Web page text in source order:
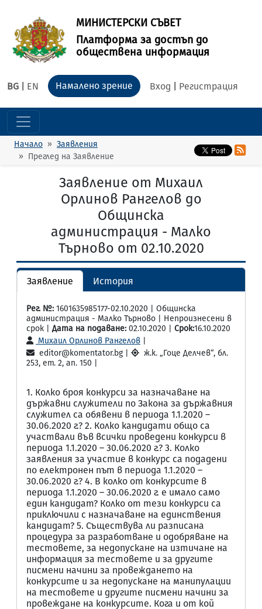
МИНИСТЕРСКИ СЪВЕТ
Платформа за достъп до
обществена информация
BG EN Вход Регистрация
Намалено зрение
Начало
Заявления
Преглед на Заявление
Заявление от Михаил
Орлинов Рангелов до
Общинска
администрация - Малко
Търново от 02.10.2020
Заявление История
Рег. №: 1601635985177-02.10.2020 | Общинска
администрация - Малко Търново | Непроизнесени в
срок | Дата на подаване: 02.10.2020 | Срок:16.10.2020
Михаил Орлинов Рангелов
editor@komentator.bg |
ж.к. „Гоце Делчев“, бл.
253, ет. 2, ап. 150 |
1. Колко броя конкурси за назначаване на
държавни служители по Закона за държавния
служител са обявени в периода 1.1.2020 –
30.06.2020 г.? 2. Колко кандидати общо са
участвали във всички проведени конкурси в
периода 1.1.2020 – 30.06.2020 г.? 3. Колко
заявления за участие в конкурс са подадени
по електронен път в периода 1.1.2020 –
30.06.2020 г.? 4. В колко от конкурсите в
периода 1.1.2020 – 30.06.2020 г. е имало само
един кандидат? Колко от тези конкурси са
приключили с назначаване на единствения
кандидат? 5. Съществува ли разписана
процедура за разработване и одобряване на
тестовете, за недопускане на изтичане на
информация за тестовете и за другите
писмени начини за провеждането на
конкурсите и за недопускане на манипулации
на тестовете и другите писмени начини за
провеждане на конкурсите. Кога и от кой